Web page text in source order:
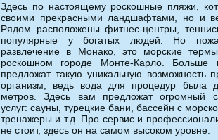
Здесь по настоящему роскошные пляжи,
своими прекрасными ландшафтами, но и
Рядом расположены фитнес-центры,
популярные у богатых людей. Но
развлечение в Монако, это морские
роскошном городе Монте-Карло.
предложат такую уникальную возможность
организм, ведь вода для процедур была
метров. Здесь вам предложат огромный
услуг: сауны, турецкие бани, бассейн с
тренажеры и т.д. Про сервис и
не стоит, здесь он на самом высоком уровне.